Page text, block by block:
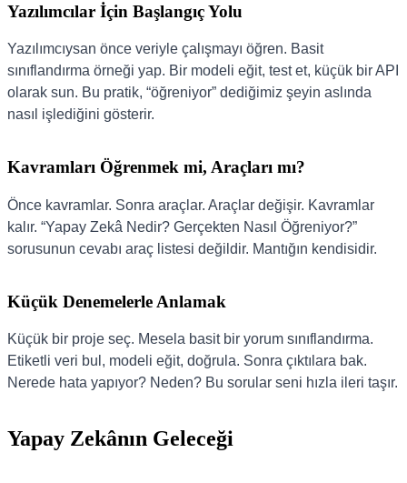
Yazılımcılar İçin Başlangıç Yolu
Yazılımcıysan önce veriyle çalışmayı öğren. Basit
sınıflandırma örneği yap. Bir modeli eğit, test et, küçük bir API
olarak sun. Bu pratik, “öğreniyor” dediğimiz şeyin aslında
nasıl işlediğini gösterir.
Kavramları Öğrenmek mi, Araçları mı?
Önce kavramlar. Sonra araçlar. Araçlar değişir. Kavramlar
kalır. “Yapay Zekâ Nedir? Gerçekten Nasıl Öğreniyor?”
sorusunun cevabı araç listesi değildir. Mantığın kendisidir.
Küçük Denemelerle Anlamak
Küçük bir proje seç. Mesela basit bir yorum sınıflandırma.
Etiketli veri bul, modeli eğit, doğrula. Sonra çıktılara bak.
Nerede hata yapıyor? Neden? Bu sorular seni hızla ileri taşır.
Yapay Zekânın Geleceği